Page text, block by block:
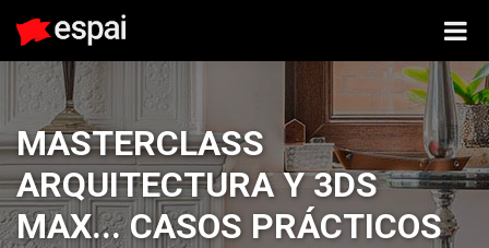
MASTERCLASS
ARQUITECTURA Y 3DS
MAX... CASOS PRÁCTICOS